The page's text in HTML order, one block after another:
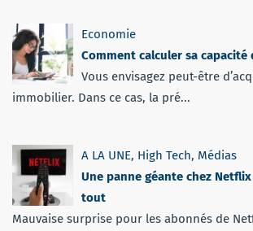
Economie
Comment calculer sa capacité
Vous envisagez peut-être
immobilier. Dans ce cas, la pré...
A LA UNE, High Tech, Médias
Une panne géante chez
tout
Mauvaise surprise pour les abonnés de